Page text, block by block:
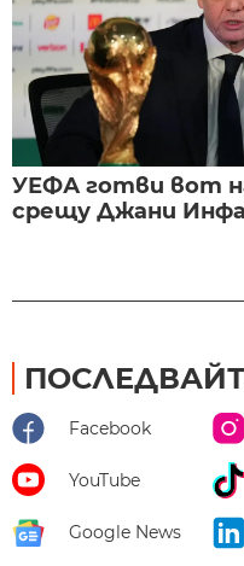
УЕФА готви вот
срещу Джани
Facebook
YouTube
Google News